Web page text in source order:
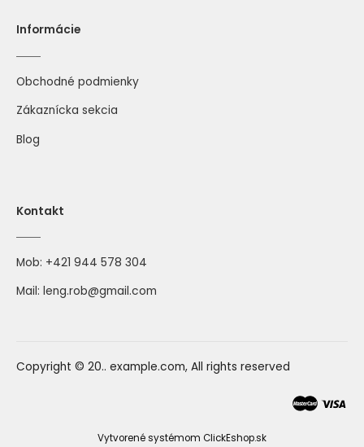
Informácie
Obchodné podmienky
Zákaznícka sekcia
Blog
Kontakt
Mob: +421 944 578 304
Mail: leng.rob@gmail.com
Copyright © 20.. example.com, All rights reserved
Vytvorené systémom ClickEshop.sk